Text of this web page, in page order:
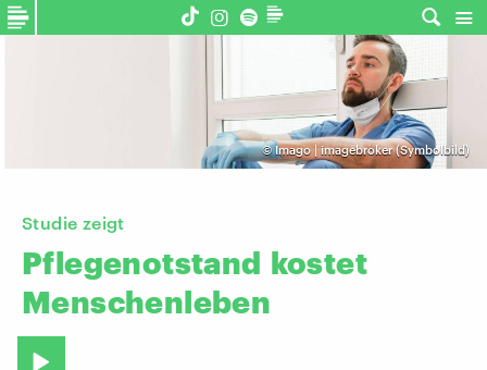
©Imago | imagebroker (Symbolbild)
Studie zeigt
Pflegenotstand kostet
Menschenleben